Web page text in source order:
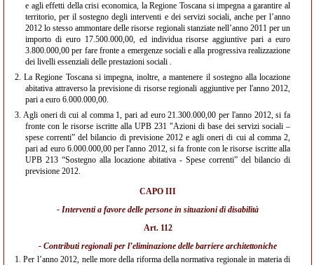
e agli effetti della crisi economica, la Regione Toscana si impegna a garantire al
territorio, per il sostegno degli interventi e dei servizi sociali, anche per l’anno
2012 lo stesso ammontare delle risorse regionali stanziate nell’anno 2011 per un
importo di euro 17.500.000,00, ed individua risorse aggiuntive pari a euro
3.800.000,00 per fare fronte a emergenze sociali e alla progressiva realizzazione
dei livelli essenziali delle prestazioni sociali .
2. La Regione Toscana si impegna, inoltre, a mantenere il sostegno alla locazione
abitativa attraverso la previsione di risorse regionali aggiuntive per l'anno 2012,
pari a euro 6.000.000,00.
3. Agli oneri di cui al comma 1, pari ad euro 21.300.000,00 per l'anno 2012, si fa
fronte con le risorse iscritte alla UPB 231 "Azioni di base dei servizi sociali –
spese correnti” del bilancio di previsione 2012 e agli oneri di cui al comma 2,
pari ad euro 6.000.000,00 per l'anno 2012, si fa fronte con le risorse iscritte alla
UPB 213 “Sostegno alla locazione abitativa - Spese correnti” del bilancio di
previsione 2012.
CAPO III
- Interventi a favore delle persone in situazioni di disabilità
Art. 112
- Contributi regionali per l’eliminazione delle barriere architettoniche
1. Per l’anno 2012, nelle more della riforma della normativa regionale in materia di